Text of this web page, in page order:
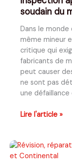
Definitive
by
Aero
Atelier
soudain du
Dans le monde
même mineur
critique qui
fabricants de
peut causer
ne sont pas
une
Inspection
d’hélice
et
Lire l'article »